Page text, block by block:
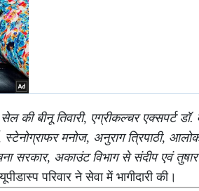
की बीनू तिवारी, एग्रीकल्चर एक्सपर्ट डॉ.
स्टेनोग्राफर मनोज, अनुराग त्रिपाठी,
सरकार, अकाउंट विभाग से संदीप एवं
परिवार ने सेवा में भागीदारी की।